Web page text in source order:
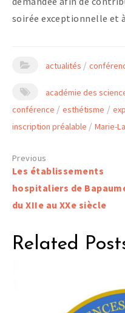
soirée exceptionnelle et
actualités /
académie des
conférence /esthétisme /
inscription préalable /Marie-
Navigation
de
l’article
Les établissements
hospitaliers de
du XIIe au XXe siècle
Related